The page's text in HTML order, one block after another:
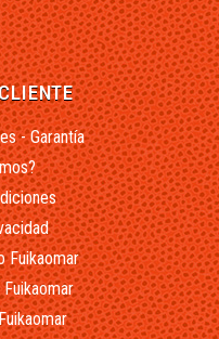
- Garantía
Fuikaomar